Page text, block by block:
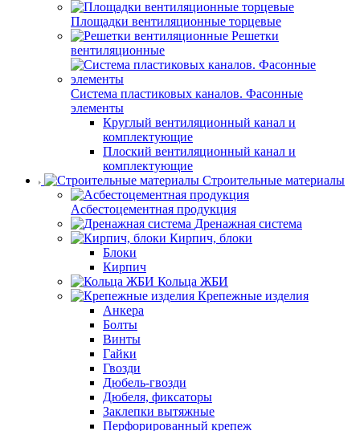
Площадки вентиляционные торцевые
Решетки
вентиляционные
Система пластиковых каналов. Фасонные
элементы
Круглый вентиляционный канал и
комплектующие
Плоский вентиляционный канал и
комплектующие
Строительные материалы
Асбестоцементная продукция
Дренажная система
Кирпич, блоки
Блоки
Кирпич
Кольца ЖБИ
Крепежные изделия
Анкера
Болты
Винты
Гайки
Гвозди
Дюбель-гвозди
Дюбеля, фиксаторы
Заклепки вытяжные
Перфорированный крепеж